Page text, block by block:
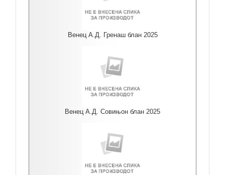
Венец А.Д. Гренаш блан 2025
Венец А.Д. Совињон блан 2025